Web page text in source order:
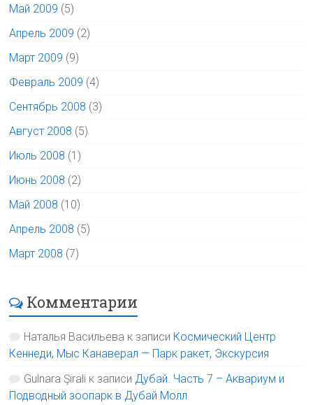
Май 2009 (5)
Апрель 2009 (2)
Март 2009 (9)
Февраль 2009 (4)
Сентябрь 2008 (3)
Август 2008 (5)
Июль 2008 (1)
Июнь 2008 (2)
Май 2008 (10)
Апрель 2008 (5)
Март 2008 (7)
Комментарии
Наталья Васильева к записи Космический Центр
Кеннеди, Мыс Канаверал — Парк ракет, Экскурсия
Gulnara Şirali к записи Дубай. Часть 7 – Аквариум и
Подводный зоопарк в Дубай Молл